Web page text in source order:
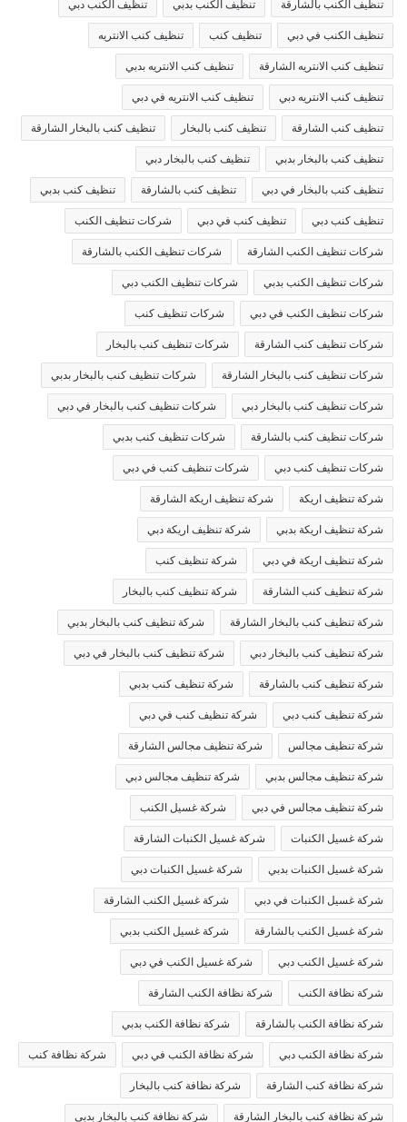
تنظيف الكنب بالشارقة تنظيف الكنب بدبي تنظيف الكنب دبي
تنظيف الكنب في دبي تنظيف كنب تنظيف كنب الانتريه
تنظيف كنب الانتريه الشارقة تنظيف كنب الانتريه بدبي
تنظيف كنب الانتريه دبي تنظيف كنب الانتريه في دبي
تنظيف كنب الشارقة تنظيف كنب بالبخار تنظيف كنب بالبخار الشارقة
تنظيف كنب بالبخار بدبي تنظيف كنب بالبخار دبي
تنظيف كنب بالبخار في دبي تنظيف كنب بالشارقة تنظيف كنب بدبي
تنظيف كنب دبي تنظيف كنب في دبي شركات تنظيف الكنب
شركات تنظيف الكنب الشارقة شركات تنظيف الكنب بالشارقة
شركات تنظيف الكنب بدبي شركات تنظيف الكنب دبي
شركات تنظيف الكنب في دبي شركات تنظيف كنب
شركات تنظيف كنب الشارقة شركات تنظيف كنب بالبخار
شركات تنظيف كنب بالبخار الشارقة شركات تنظيف كنب بالبخار بدبي
شركات تنظيف كنب بالبخار دبي شركات تنظيف كنب بالبخار في دبي
شركات تنظيف كنب بالشارقة شركات تنظيف كنب بدبي
شركات تنظيف كنب دبي شركات تنظيف كنب في دبي
شركة تنظيف اريكة شركة تنظيف اريكة الشارقة
شركة تنظيف اريكة بدبي شركة تنظيف اريكة دبي
شركة تنظيف اريكة في دبي شركة تنظيف كنب
شركة تنظيف كنب الشارقة شركة تنظيف كنب بالبخار
شركة تنظيف كنب بالبخار الشارقة شركة تنظيف كنب بالبخار بدبي
شركة تنظيف كنب بالبخار دبي شركة تنظيف كنب بالبخار في دبي
شركة تنظيف كنب بالشارقة شركة تنظيف كنب بدبي
شركة تنظيف كنب دبي شركة تنظيف كنب في دبي
شركة تنظيف مجالس شركة تنظيف مجالس الشارقة
شركة تنظيف مجالس بدبي شركة تنظيف مجالس دبي
شركة تنظيف مجالس في دبي شركة غسيل الكنب
شركة غسيل الكنبات شركة غسيل الكنبات الشارقة
شركة غسيل الكنبات بدبي شركة غسيل الكنبات دبي
شركة غسيل الكنبات في دبي شركة غسيل الكنب الشارقة
شركة غسيل الكنب بالشارقة شركة غسيل الكنب بدبي
شركة غسيل الكنب دبي شركة غسيل الكنب في دبي
شركة نظافة الكنب شركة نظافة الكنب الشارقة
شركة نظافة الكنب بالشارقة شركة نظافة الكنب بدبي
شركة نظافة الكنب دبي شركة نظافة الكنب في دبي شركة نظافة كنب
شركة نظافة كنب الشارقة شركة نظافة كنب بالبخار
شركة نظافة كنب بالبخار الشارقة شركة نظافة كنب بالبخار بدبي